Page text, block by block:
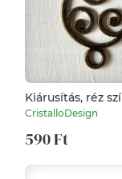
Kiárusítás, réz
alakú, fém medál
CristalloDesign
590 Ft